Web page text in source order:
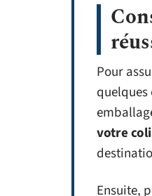
Pour
votre
Ensuite,